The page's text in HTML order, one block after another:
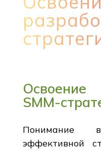
SMM-
Понимание
эффективной